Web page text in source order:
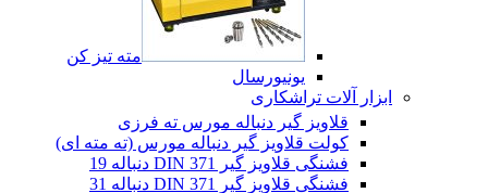
مته تیز کن
یونیورسال
ابزار آلات تراشکاری
قلاویز گیر دنباله مورس ته فرزی
کولت قلاویز گیر دنباله مورس (ته مته ای)
فشنگی قلاویز گیر DIN 371 دنباله 19
فشنگی قلاویز گیر DIN 371 دنباله 31